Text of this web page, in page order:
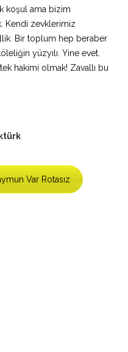
koşul ama bizim
Kendi zevklerimiz
Bir toplum hep beraber
yüzyılı. Yine evet.
hakimi olmak! Zavallı bu
Var Rotasız